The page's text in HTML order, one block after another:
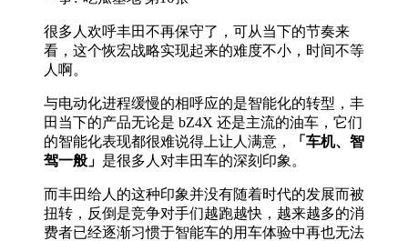
很多人欢呼丰田不再保守了，可从当下的节奏来
看，这个恢宏战略实现起来的难度不小，时间不等
人啊。
与电动化进程缓慢的相呼应的是智能化的转型，丰
田当下的产品无论是 bZ4X 还是主流的油车，它们
的智能化表现都很难说得上让人满意，
「车机、智
驾一般」 是很多人对丰田车的深刻印象。
而丰田给人的这种印象并没有随着时代的发展而被
扭转，反倒是竞争对手们越跑越快，越来越多的消
费者已经逐渐习惯于智能车的用车体验中再也无法